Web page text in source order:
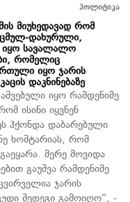
პოლიტიკა
მიუხედავად რომ
დახურული,
იყო სავალალო
რომელიც
იყო ჯარის
დაკნინებაზე
იყო რამდენიმე
ისინი იყვნენ
ჰქონდა დაბარებული
ხოშტარიას, რომ
მერე მოვიდა
გაუშვა რამდენიმე
ჯარის